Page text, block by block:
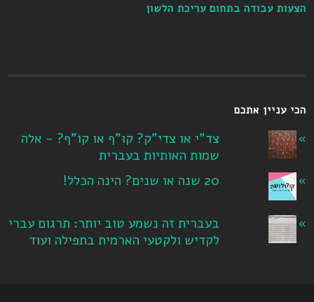
הצעות עבודה בתחום עריכת הלשון
הכי עניין אתכם
צד"י או צדי"ק? קוּ"ף או קוֹ"ף? - אלה
שמות האותיות בעברית
20 שנה או שנים? הינה הכלל!
בעברית זה נשמע טוב יותר: תרגום עברי
לקדיש ולקטעי הארמית בתפילה ועוד